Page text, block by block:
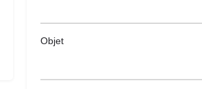
Objet